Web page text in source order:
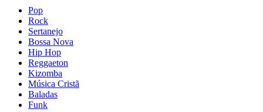
Pop
Rock
Sertanejo
Bossa Nova
Hip Hop
Reggaeton
Kizomba
Música Cristã
Baladas
Funk